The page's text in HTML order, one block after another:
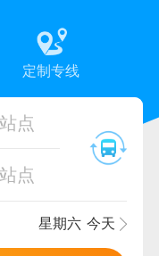
定制专线
点
点
星期六 今天